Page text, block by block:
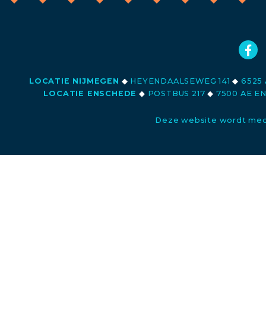
LOCATIE NIJMEGEN ◆ HEYENDAALSEWEG 141◆ 6525
LOCATIE ENSCHEDE ◆ POSTBUS 217◆ 7500 AE
Deze website wordt